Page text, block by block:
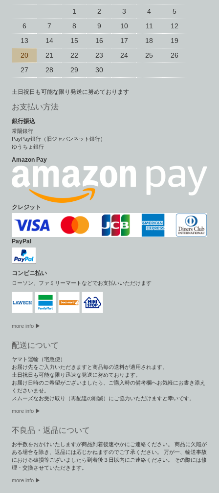
1
2 3 4
5
6
7 8 9 10 11
12
13
14 15 16 17 18
19
20
21 22 23 24 25
26
27
28 29 30
土日祝日も可能な限り発送に努めております
お支払い方法
銀行振込
常陽銀行
PayPay銀行（旧ジャパンネット銀行）
ゆうちょ銀行
Amazon Pay
クレジット
PayPal
コンビニ払い
ローソン、ファミリーマートなどでお支払いいただけます
more info ▶
配送について
ヤマト運輸（宅急便）
お届け先をご入力いただきますと商品毎の送料が適用されます。
土日祝日も可能な限り迅速な発送に努めております。
お届け日時のご希望がございましたら、ご購入時の備考欄へお気軽にお書き添え
くださいませ。
スムーズなお受け取り（再配達の削減）にご協力いただけますと幸いです。
more info ▶︎
不良品・返品について
お手数をおかけいたしますが商品到着後速やかにご連絡ください。 商品に欠陥が
ある場合を除き、返品には応じかねますのでご了承ください。 万が一、輸送事故
における破損等ございましたら到着後３日以内にご連絡ください。 その際には修
理・交換させていただきます。
more info ▶